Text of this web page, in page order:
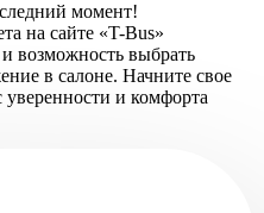
момент!
на сайте «T-Bus»
возможность выбрать
в салоне. Начните свое
и комфорта